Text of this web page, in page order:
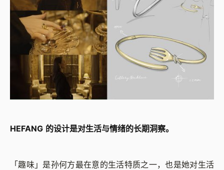
HEFANG 的设计是对生活与情绪的长期洞察。
「趣味」是孙何方最在意的生活特质之一，也是她对生活